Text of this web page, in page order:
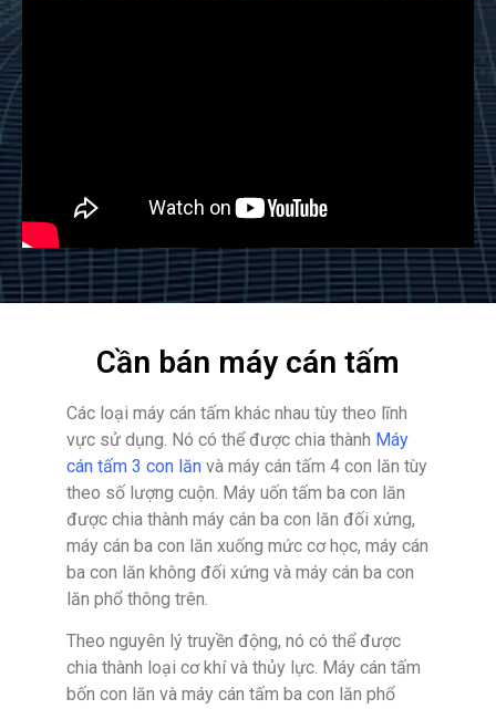
Cần bán máy cán tấm
Các loại máy cán tấm khác nhau tùy theo lĩnh
vực sử dụng. Nó có thể được chia thành Máy
cán tấm 3 con lăn và máy cán tấm 4 con lăn tùy
theo số lượng cuộn. Máy uốn tấm ba con lăn
được chia thành máy cán ba con lăn đối xứng,
máy cán ba con lăn xuống mức cơ học, máy cán
ba con lăn không đối xứng và máy cán ba con
lăn phổ thông trên.
Theo nguyên lý truyền động, nó có thể được
chia thành loại cơ khí và thủy lực. Máy cán tấm
bốn con lăn và máy cán tấm ba con lăn phổ